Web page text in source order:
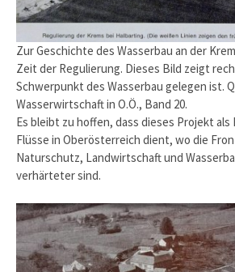
Zur Geschichte des Wasserbau an der
Zeit der Regulierung. Dieses Bild zeigt
Schwerpunkt des Wasserbau gelegen ist.
Wasserwirtschaft in O.Ö., Band 20.
Es bleibt zu hoffen, dass dieses Projekt
Flüsse in Oberösterreich dient, wo die
Naturschutz, Landwirtschaft und
verhärteter sind.